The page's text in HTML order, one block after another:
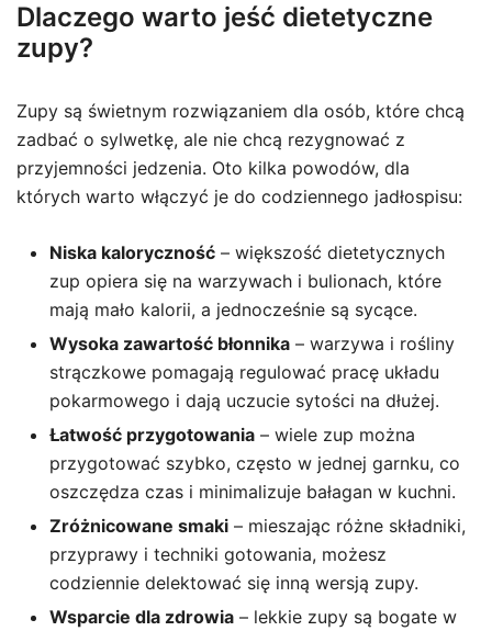
Dlaczego warto jeść dietetyczne
zupy?
Zupy są świetnym rozwiązaniem dla osób, które chcą
zadbać o sylwetkę, ale nie chcą rezygnować z
przyjemności jedzenia. Oto kilka powodów, dla
których warto włączyć je do codziennego jadłospisu:
Niska kaloryczność – większość dietetycznych
zup opiera się na warzywach i bulionach, które
mają mało kalorii, a jednocześnie są sycące.
Wysoka zawartość błonnika – warzywa i rośliny
strączkowe pomagają regulować pracę układu
pokarmowego i dają uczucie sytości na dłużej.
Łatwość przygotowania – wiele zup można
przygotować szybko, często w jednej garnku, co
oszczędza czas i minimalizuje bałagan w kuchni.
Zróżnicowane smaki – mieszając różne składniki,
przyprawy i techniki gotowania, możesz
codziennie delektować się inną wersją zupy.
Wsparcie dla zdrowia – lekkie zupy są bogate w